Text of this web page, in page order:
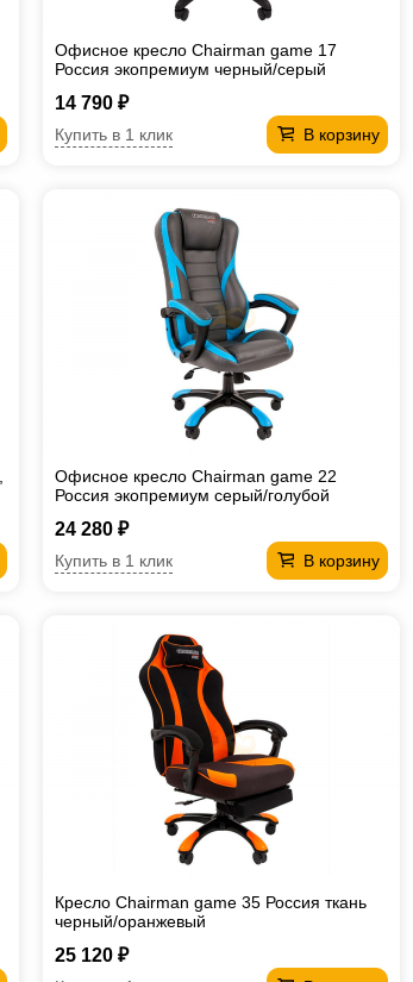
Офисное кресло Chairman game 17
Россия экопремиум черный/серый
14 790 ₽
В корзину
Купить в 1 клик
Офисное кресло Chairman game 22
Россия экопремиум серый/голубой
24 280 ₽
В корзину
Купить в 1 клик
Кресло Chairman game 35 Россия ткань
черный/оранжевый
25 120 ₽